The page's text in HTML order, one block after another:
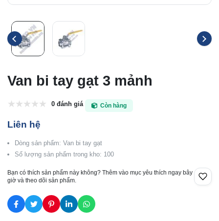
Van bi tay gạt 3 mảnh
0 đánh giá Còn hàng
Liên hệ
Dòng sản phẩm: Van bi tay gạt
Số lượng sản phẩm trong kho: 100
Bạn có thích sản phẩm này không? Thêm vào mục yêu thích ngay bây
giờ và theo dõi sản phẩm.